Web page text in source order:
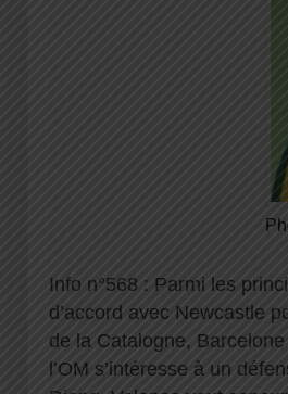
Info n°568 : Parmi les
d’accord avec Newcastle
de la Catalogne,
l’OM s’intéresse à un